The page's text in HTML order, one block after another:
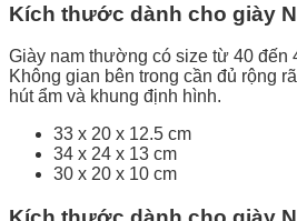
Kích thước dành cho giày
Giày nam thường có size từ 40 đến
Không gian bên trong cần đủ rộng
hút ẩm và khung định hình.
33 x 20 x 12.5 cm
34 x 24 x 13 cm
30 x 20 x 10 cm